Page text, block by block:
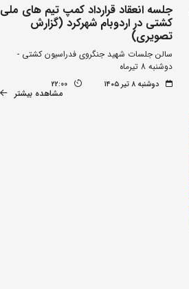
جلسه انعقاد قرارداد کمپ تیم های ملی
کشتی در اردوبام شهرکرد (گزارش
تصویری)
سالن جلسات شهید جنگروی فدراسیون کشتی -
دوشنبه 8 تیرماه
دوشنبه ۸ تیر ۱۴۰۵ 22:00
مشاهده بیشتر